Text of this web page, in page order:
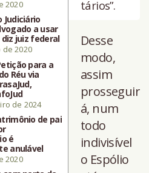
2020
Judiciário
a usar
diz juiz federal
de 2020
para a
Réu via
de 2024
de pai
é
anulável
2020
tários”.
Desse
modo,
assim
prosseguir
á, num
todo
indivisível
o Espólio